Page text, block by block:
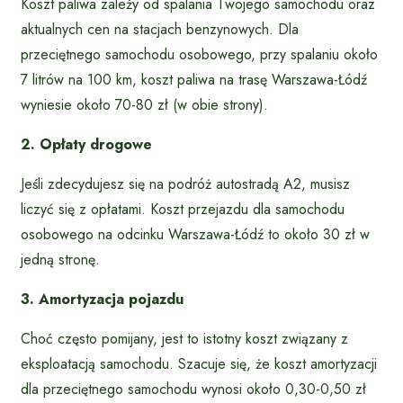
Koszt paliwa zależy od spalania Twojego samochodu oraz
aktualnych cen na stacjach benzynowych. Dla
przeciętnego samochodu osobowego, przy spalaniu około
7 litrów na 100 km, koszt paliwa na trasę Warszawa-Łódź
wyniesie około 70-80 zł (w obie strony).
2. Opłaty drogowe
Jeśli zdecydujesz się na podróż autostradą A2, musisz
liczyć się z opłatami. Koszt przejazdu dla samochodu
osobowego na odcinku Warszawa-Łódź to około 30 zł w
jedną stronę.
3. Amortyzacja pojazdu
Choć często pomijany, jest to istotny koszt związany z
eksploatacją samochodu. Szacuje się, że koszt amortyzacji
dla przeciętnego samochodu wynosi około 0,30-0,50 zł